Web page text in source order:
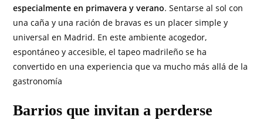
especialmente en primavera y verano. Sentarse al sol con
una caña y una ración de bravas es un placer simple y
universal en Madrid. En este ambiente acogedor,
espontáneo y accesible, el tapeo madrileño se ha
convertido en una experiencia que va mucho más allá de la
gastronomía
Barrios que invitan a perderse